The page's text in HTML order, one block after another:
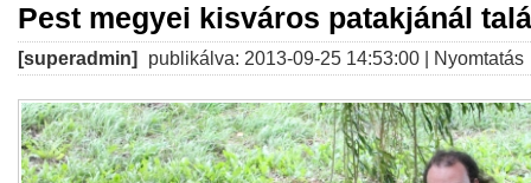
Pest megyei kisváros patakjánál
[superadmin] publikálva: 2013-09-25 14:53:00 | Nyomtatás